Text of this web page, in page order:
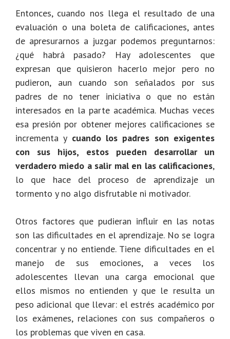
Entonces, cuando nos llega el resultado de una
evaluación o una boleta de calificaciones, antes
de apresurarnos a juzgar podemos preguntarnos:
¿qué habrá pasado? Hay adolescentes que
expresan que quisieron hacerlo mejor pero no
pudieron, aun cuando son señalados por sus
padres de no tener iniciativa o que no están
interesados en la parte académica. Muchas veces
esa presión por obtener mejores calificaciones se
incrementa y cuando los padres son exigentes
con sus hijos, estos pueden desarrollar un
verdadero miedo a salir mal en las calificaciones,
lo que hace del proceso de aprendizaje un
tormento y no algo disfrutable ni motivador.
Otros factores que pudieran influir en las notas
son las dificultades en el aprendizaje. No se logra
concentrar y no entiende. Tiene dificultades en el
manejo de sus emociones, a veces los
adolescentes llevan una carga emocional que
ellos mismos no entienden y que le resulta un
peso adicional que llevar: el estrés académico por
los exámenes, relaciones con sus compañeros o
los problemas que viven en casa.